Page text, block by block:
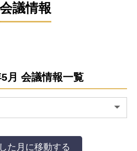
会議情報
月 会議情報一覧